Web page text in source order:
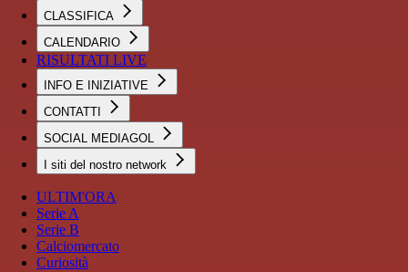
CLASSIFICA
CALENDARIO
RISULTATI LIVE
INFO E INIZIATIVE
CONTATTI
SOCIAL MEDIAGOL
I siti del nostro network
ULTIM'ORA
Serie A
Serie B
Calciomercato
Curiosità